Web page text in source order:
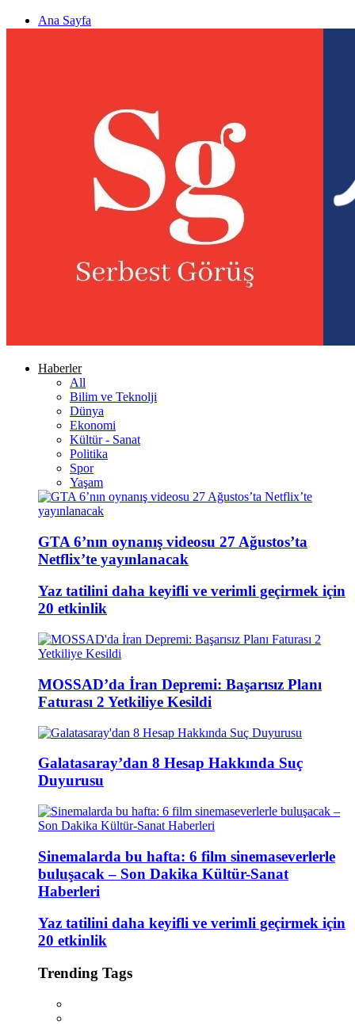
Ana Sayfa
Haberler
All
Bilim ve Teknolji
Dünya
Ekonomi
Kültür - Sanat
Politika
Spor
Yaşam
GTA 6’nın oynanış videosu 27 Ağustos’ta
Netflix’te yayınlanacak
Yaz tatilini daha keyifli ve verimli geçirmek için
20 etkinlik
MOSSAD’da İran Depremi: Başarısız Planı
Faturası 2 Yetkiliye Kesildi
Galatasaray’dan 8 Hesap Hakkında Suç
Duyurusu
Sinemalarda bu hafta: 6 film sinemaseverlerle
buluşacak – Son Dakika Kültür-Sanat
Haberleri
Yaz tatilini daha keyifli ve verimli geçirmek için
20 etkinlik
Trending Tags